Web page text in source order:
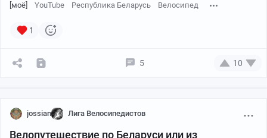
[моё] YouTube Республика Беларусь Велосипед
1
5 10
jossian Лига Велосипедистов
Велопутешествие по Беларуси или из